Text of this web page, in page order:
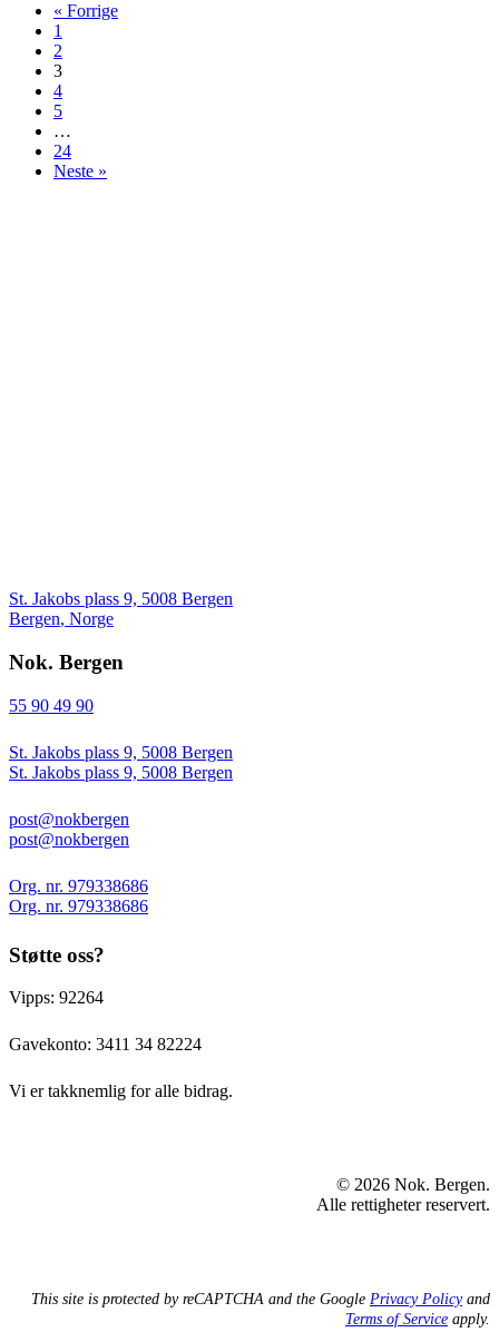
« Forrige
1
2
3
4
5
…
24
Neste »
St. Jakobs plass 9, 5008 Bergen
Bergen, Norge
Nok. Bergen
55 90 49 90
St. Jakobs plass 9, 5008 Bergen
St. Jakobs plass 9, 5008 Bergen
post@nokbergen
post@nokbergen
Org. nr. 979338686
Org. nr. 979338686
Støtte oss?
Vipps: 92264
Gavekonto: 3411 34 82224
Vi er takknemlig for alle bidrag.
© 2026 Nok. Bergen.
Alle rettigheter reservert.
This site is protected by reCAPTCHA and the Google Privacy Policyand
Terms of Service apply.